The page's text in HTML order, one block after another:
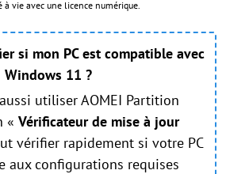
vie avec une licence numérique.
si mon PC est compatible avec
Windows 11 ?
utiliser AOMEI Partition
« Vérificateur de mise à jour
vérifier rapidement si votre PC
aux configurations requises